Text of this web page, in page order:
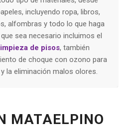
incluyendo ropa, libros,
alfombras y todo lo que haga
sea necesario incluimos el
de pisos, también
de choque con ozono para
la eliminación malos olores.
MATAELPINO